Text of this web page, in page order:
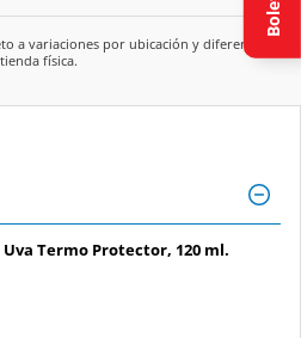
a variaciones por ubicación y diferente
física.
Termo Protector, 120 ml.